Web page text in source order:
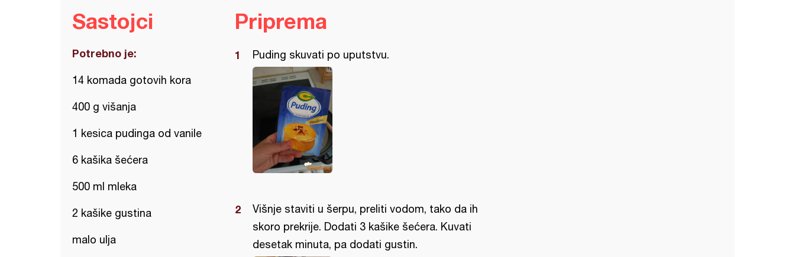
Sastojci
Potrebno je:
14 komada gotovih kora
400 g višanja
1 kesica pudinga od vanile
6 kašika šećera
500 ml mleka
2 kašike gustina
malo ulja
Priprema
Puding skuvati po uputstvu.
Višnje staviti u šerpu, preliti vodom, tako da ih
skoro prekrije. Dodati 3 kašike šećera. Kuvati
desetak minuta, pa dodati gustin.